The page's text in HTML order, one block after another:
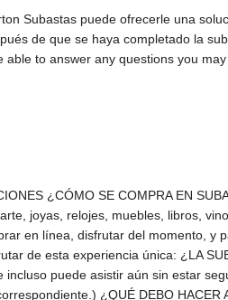
Subastas puede ofrecerle una
de que se haya completado la
to answer any questions you
Una vez adjudicado un lote, no se aceptan cancelaciones y devoluciones. ¿CÓMO REALIZAR UNA COMPRA EN LA SUBASTA? Cuando salga a remate el lote que usted desea adquirir, simplemente levante la paleta que le fue asignada cuando el subastador proponga el precio de venta en subasta y usted esté de acuerdo con dicha cantidad. El subastador continuará elevando el precio mientras haya personas que sigan ofreciendo por el mismo lote. Al último precio indicado por el subastador al dejar caer el martillo se le conoce como el precio del martillo, y esa es la cantidad, más la comisión (25%), más el I.V.A. de la comisión, que usted pagará por el lote adquirido. ¿CÓMO SE COMPRA EN SUBASTA SIN ESTAR PRESENTE EN EL SALÓN? ¿Se pueden hacer ofertas sin asistir al salón de subastas? Sí, existen tres sencillas formas de hacerlo: EN AUSENCIA Usted debe llenar el formato de ofertas en ausencia, mismo que se encuentra a su disposición en nuestras oficinas y en el presente catálogo, en el cual tendrá que indicar el número de lote o lotes que desea, así como la oferta máxima que quiere hacer por cada uno de ellos. De esta manera, uno de nuestros representantes podrá hacer las ofertas en su nombre y representación. El personal autorizado por Morton podrá hacer efectivas las pujas en representación de los licitadores sin ningún cargo adicional, y de acuerdo a las siguientes reglas: El licitador podrá hacer llegar su postura a Morton hasta cuatro horas antes de celebrarse la subasta, mediante la entrega de la ficha de registro para ofertas en ausencia directamente en nuestras oficinas, con acuse de recibo por correo electrónico a la siguiente dirección: ofertasenausencia@mortonsubastas.com. Será necesario que Morton haya recibido las posturas del licitador señalando un monto máximo como límite de cada puja. En el caso de que el límite máximo fijado por el licitador en ausencia se iguale con la última puja de la sala, usted puede autorizar a Morton Subastas a subir a la siguiente puja por cuenta del licitador en ausencia por